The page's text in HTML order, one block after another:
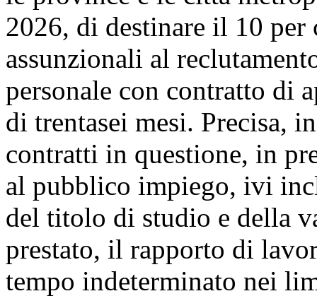
2026, di destinare il 10
assunzionali al
personale con contratto di
di trentasei mesi. Precisa,
contratti in questione, in
al pubblico impiego, ivi
del titolo di studio e della
prestato, il rapporto di
tempo indeterminato nei